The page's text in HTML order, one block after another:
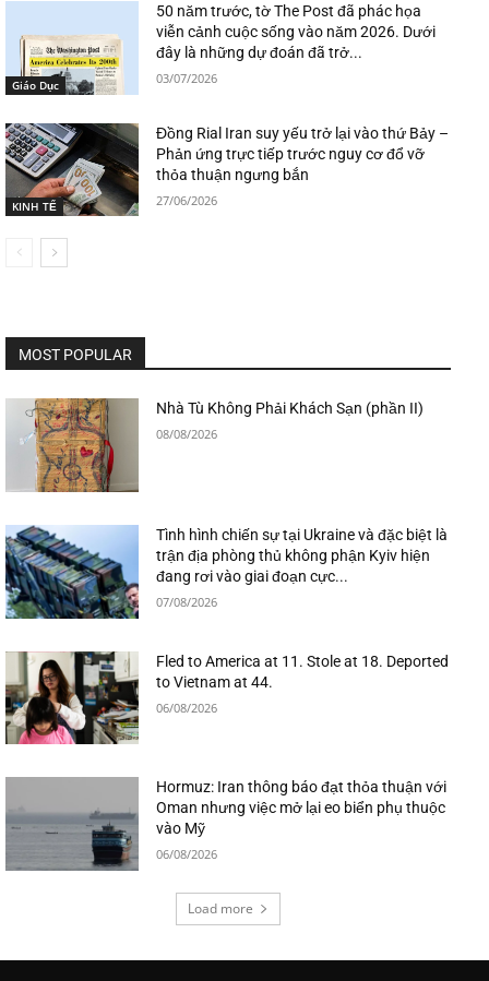
Giáo Dục
50 năm trước, tờ The Post đã phác họa
viễn cảnh cuộc sống vào năm 2026. Dưới
đây là những dự đoán đã trở...
03/07/2026
KINH TẾ
Đồng Rial Iran suy yếu trở lại vào thứ Bảy –
Phản ứng trực tiếp trước nguy cơ đổ vỡ
thỏa thuận ngưng bắn
27/06/2026
MOST POPULAR
Nhà Tù Không Phải Khách Sạn (phần II)
08/08/2026
Tình hình chiến sự tại Ukraine và đặc biệt là
trận địa phòng thủ không phận Kyiv hiện
đang rơi vào giai đoạn cực...
07/08/2026
Fled to America at 11. Stole at 18. Deported
to Vietnam at 44.
06/08/2026
Hormuz: Iran thông báo đạt thỏa thuận với
Oman nhưng việc mở lại eo biển phụ thuộc
vào Mỹ
06/08/2026
Load more